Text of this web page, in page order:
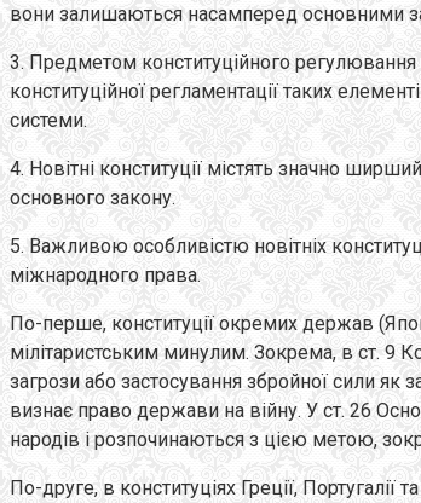
вони залишаються насамперед основними
3. Предметом конституційного
конституційної регламентації таких
системи.
4. Новітні конституції містять значно
основного закону.
5. Важливою особливістю новітніх
міжнародного права.
По-перше, конституції окремих держав
мілітаристським минулим. Зокрема, в ст. 9
загрози або застосування збройної сили як
визнає право держави на війну. У ст. 26
народів і розпочинаються з цією метою,
По-друге, в конституціях Греції,